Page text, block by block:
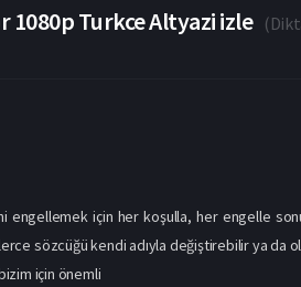
1080p Turkce Altyazi izle (
engellemek için her koşulla, her engelle
sözcüğü kendi adıyla değiştirebilir ya da
için önemli